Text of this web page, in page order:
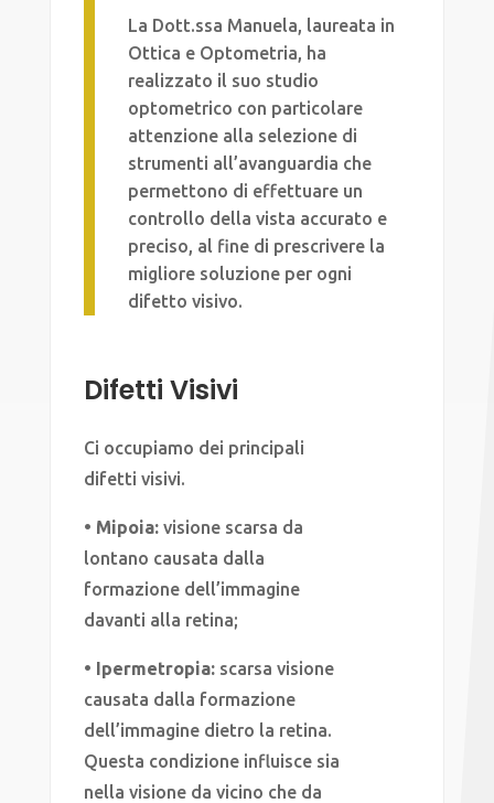
La Dott.ssa Manuela, laureata in
Ottica e Optometria, ha
realizzato il suo studio
optometrico con particolare
attenzione alla selezione di
strumenti all’avanguardia che
permettono di effettuare un
controllo della vista accurato e
preciso, al fine di prescrivere la
migliore soluzione per ogni
difetto visivo.
Difetti Visivi
Ci occupiamo dei principali
difetti visivi.
• Mipoia:visione scarsa da
lontano causata dalla
formazione dell’immagine
davanti alla retina;
• Ipermetropia:scarsa visione
causata dalla formazione
dell’immagine dietro la retina.
Questa condizione influisce sia
nella visione da vicino che da